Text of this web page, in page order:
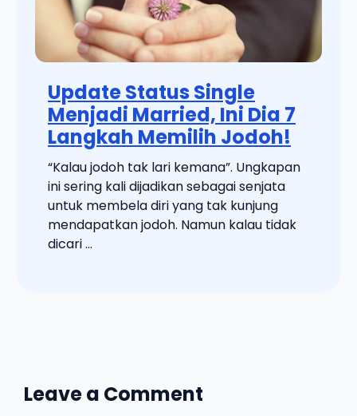
Update Status Single
Menjadi Married, Ini Dia 7
Langkah Memilih Jodoh!
“Kalau jodoh tak lari kemana”. Ungkapan
ini sering kali dijadikan sebagai senjata
untuk membela diri yang tak kunjung
mendapatkan jodoh. Namun kalau tidak
dicari ...
Leave a Comment